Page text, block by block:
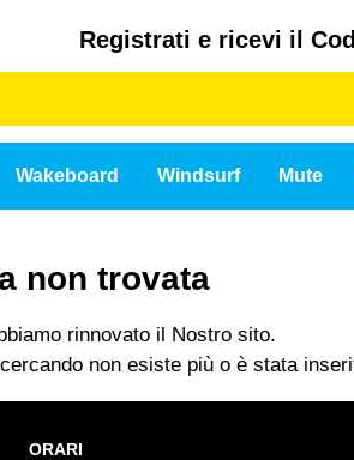
Registrati e ricevi il
Wakeboard Windsurf Mute
non trovata
rinnovato il Nostro sito.
non esiste più o è stata
ORARI